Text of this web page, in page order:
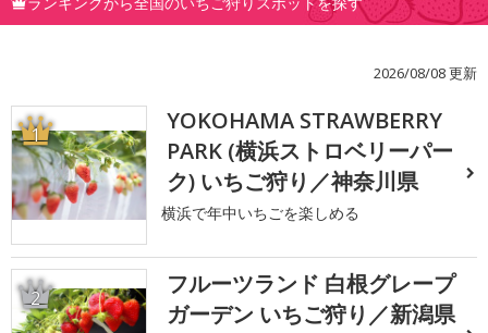
2026/08/08 更新
1
YOKOHAMA STRAWBERRY
PARK (横浜ストロベリーパー
ク) いちご狩り／神奈川県
横浜で年中いちごを楽しめる
2
フルーツランド 白根グレープ
ガーデン いちご狩り／新潟県